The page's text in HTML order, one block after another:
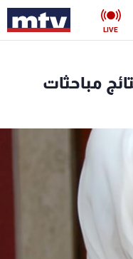
LIVE
مباحثات